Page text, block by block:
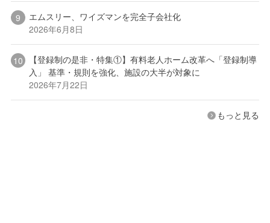
エムスリー、ワイズマンを完全子会社化
2026年6月8日
【登録制の是非・特集①】有料老人ホーム改革へ「登録制導
入」 基準・規則を強化、施設の大半が対象に
2026年7月22日
もっと見る